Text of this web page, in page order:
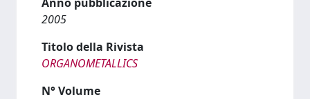
2005
Titolo della Rivista
ORGANOMETALLICS
N° Volume